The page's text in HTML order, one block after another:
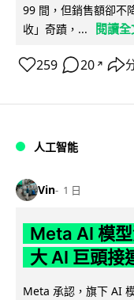
99 間，但銷售額卻不
收」奇蹟，...
閱讀全
259 20 ↗
人工智能
Vin 1 日
Meta AI 模
大 AI 巨頭接
Meta 承認，旗下 AI